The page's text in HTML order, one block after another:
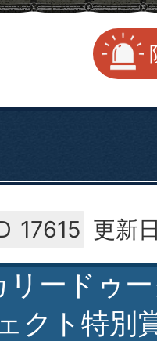
17615 更新
リードゥ
クト特別